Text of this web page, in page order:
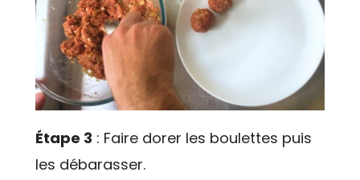
Étape 3 : Faire dorer les boulettes puis
les débarasser.